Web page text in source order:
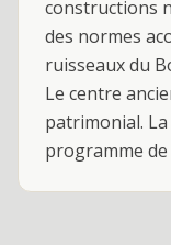
constructions
des normes
ruisseaux du
Le centre
patrimonial.
programme